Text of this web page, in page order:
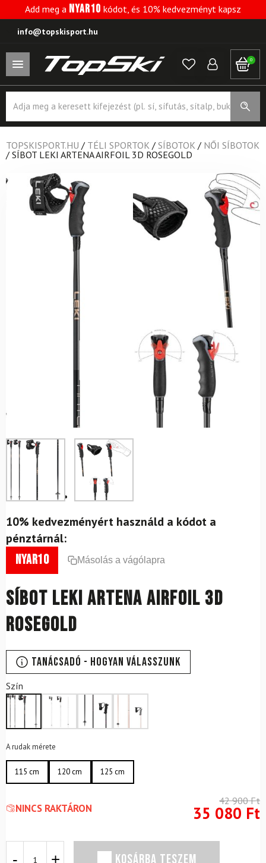
Add meg a NYAR10 kódot, és 10% kedvezményt kapsz
info@topskisport.hu
0
search
TOPSKISPORT.HU / TÉLI SPORTOK / SÍBOTOK / NŐI SÍBOTOK
/ SÍBOT LEKI ARTENA AIRFOIL 3D ROSEGOLD
10% kedvezményért használd a kódot a
pénztárnál:
nyar10 Másolás a vágólapra
Síbot LEKI Artena Airfoil 3D
Rosegold
Tanácsadó - Hogyan válasszunk
Szín
A rudak mérete
115 cm 120 cm 125 cm
NINCS RAKTÁRON
42 900Ft
35 080 Ft
KOSÁRBA TESZEM